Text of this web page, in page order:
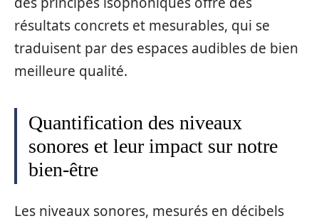
résultats concrets et mesurables, qui se
traduisent par des espaces audibles de bien
meilleure qualité.
Quantification des niveaux
sonores et leur impact sur notre
bien-être
Les niveaux sonores, mesurés en décibels